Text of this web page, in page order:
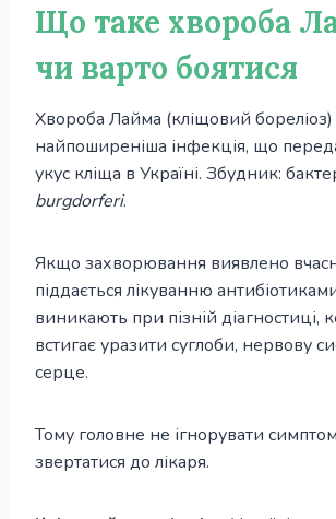
Що таке хвороба
чи варто боятися
Хвороба Лайма (кліщовий бореліоз)
найпоширеніша інфекція, що
укус кліща в Україні. Збудник:
burgdorferi.
Якщо захворювання виявлено
піддається лікуванню
виникають при пізній діагностиці,
встигає уразити суглоби, нервову
серце.
Тому головне не ігнорувати
звертатися до лікаря.